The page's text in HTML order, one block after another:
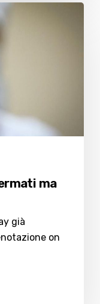
ma
già
on